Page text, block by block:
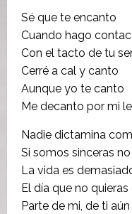
Sé que te encanto
Cuando hago
Con el tacto de tu
Cerré a cal y canto
Aunque yo te canto
Me decanto por mi
Nadie dictamina
Si somos sinceras
La vida es
El día que no
Parte de mi, de ti